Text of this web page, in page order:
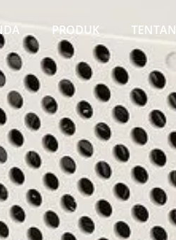
PRODUK